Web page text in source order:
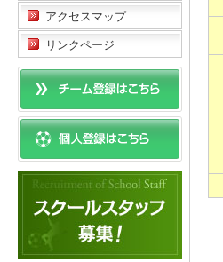
アクセスマップ
リンクページ